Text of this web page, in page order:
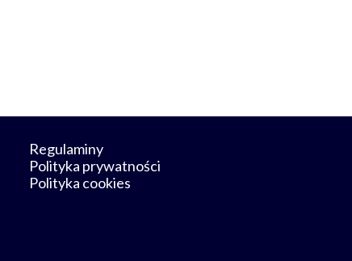
Regulaminy
Polityka prywatności
Polityka cookies